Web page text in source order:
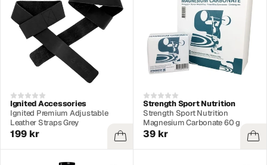
Ignited Accessories
Ignited Premium Adjustable
Leather Straps Grey
199 kr
Strength Sport Nutrition
Strength Sport Nutrition
Magnesium Carbonate 60 g
39 kr